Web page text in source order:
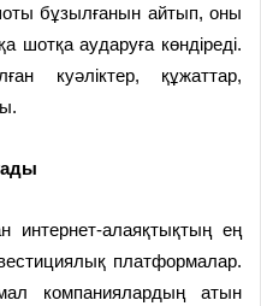
бұзылғанын айтып, оны
шотқа аударуға көндіреді.
куәліктер, құжаттар,
алаяқтықтың ең
платформалар.
компаниялардың атын